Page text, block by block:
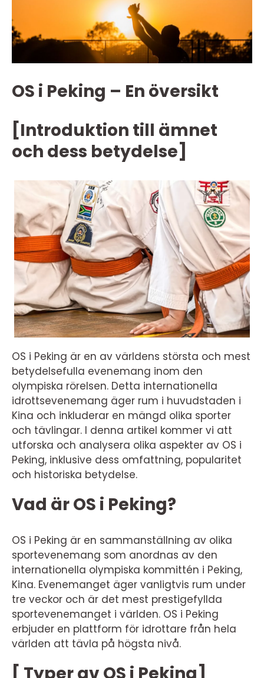
OS i Peking – En översikt
[Introduktion till ämnet
och dess betydelse]
OS i Peking är en av världens största och mest
betydelsefulla evenemang inom den
olympiska rörelsen. Detta internationella
idrottsevenemang äger rum i huvudstaden i
Kina och inkluderar en mängd olika sporter
och tävlingar. I denna artikel kommer vi att
utforska och analysera olika aspekter av OS i
Peking, inklusive dess omfattning, popularitet
och historiska betydelse.
Vad är OS i Peking?
OS i Peking är en sammanställning av olika
sportevenemang som anordnas av den
internationella olympiska kommittén i Peking,
Kina. Evenemanget äger vanligtvis rum under
tre veckor och är det mest prestigefyllda
sportevenemanget i världen. OS i Peking
erbjuder en plattform för idrottare från hela
världen att tävla på högsta nivå.